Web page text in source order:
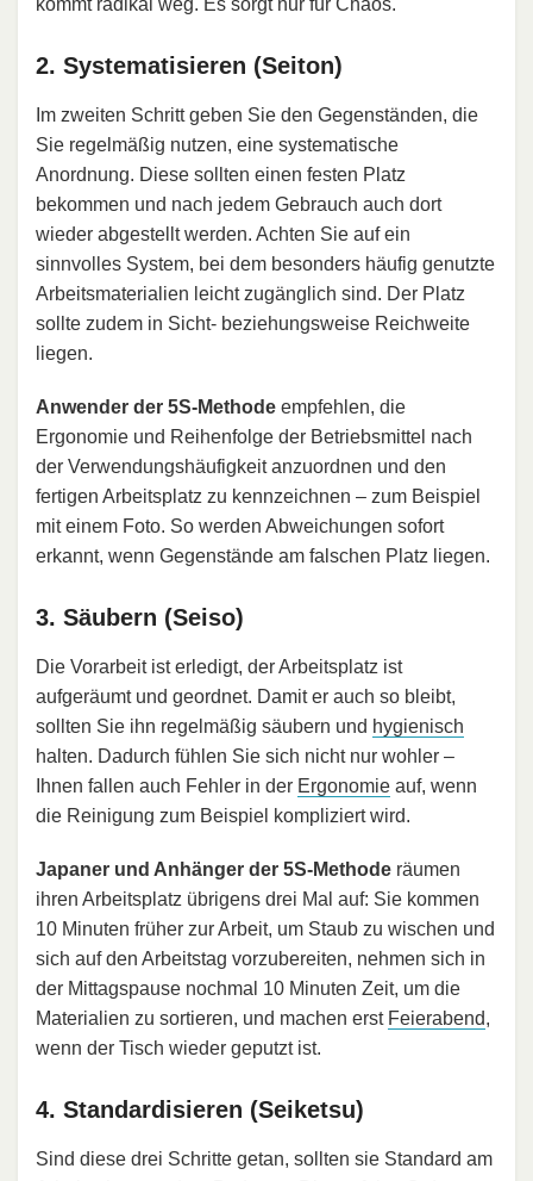
2. Systematisieren (Seiton)
Im zweiten Schritt geben Sie den Gegenständen, die
Sie regelmäßig nutzen, eine systematische
Anordnung. Diese sollten einen festen Platz
bekommen und nach jedem Gebrauch auch dort
wieder abgestellt werden. Achten Sie auf ein
sinnvolles System, bei dem besonders häufig genutzte
Arbeitsmaterialien leicht zugänglich sind. Der Platz
sollte zudem in Sicht- beziehungsweise Reichweite
liegen.
Anwender der 5S-Methode empfehlen, die
Ergonomie und Reihenfolge der Betriebsmittel nach
der Verwendungshäufigkeit anzuordnen und den
fertigen Arbeitsplatz zu kennzeichnen – zum Beispiel
mit einem Foto. So werden Abweichungen sofort
erkannt, wenn Gegenstände am falschen Platz liegen.
3. Säubern (Seiso)
Die Vorarbeit ist erledigt, der Arbeitsplatz ist
aufgeräumt und geordnet. Damit er auch so bleibt,
sollten Sie ihn regelmäßig säubern und hygienisch
halten. Dadurch fühlen Sie sich nicht nur wohler –
Ihnen fallen auch Fehler in der Ergonomie auf, wenn
die Reinigung zum Beispiel kompliziert wird.
Japaner und Anhänger der 5S-Methode räumen
ihren Arbeitsplatz übrigens drei Mal auf: Sie kommen
10 Minuten früher zur Arbeit, um Staub zu wischen und
sich auf den Arbeitstag vorzubereiten, nehmen sich in
der Mittagspause nochmal 10 Minuten Zeit, um die
Materialien zu sortieren, und machen erst Feierabend,
wenn der Tisch wieder geputzt ist.
4. Standardisieren (Seiketsu)
Sind diese drei Schritte getan, sollten sie Standard am